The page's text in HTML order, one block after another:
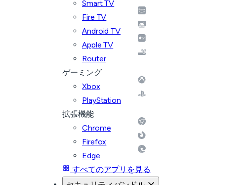
Smart TV
Fire TV
Android TV
Apple TV
Router
ゲーミング
Xbox
PlayStation
拡張機能
Chrome
Firefox
Edge
すべてのアプリを見る